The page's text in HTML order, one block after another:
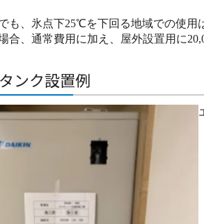
も、氷点下25℃を下回る地域での使用
合、通常費用に加え、屋外設置用に
ンク設置例